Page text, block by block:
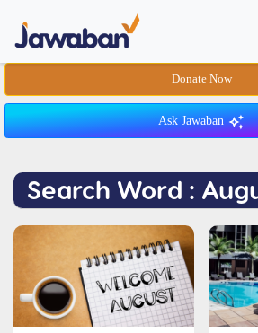
Donate Now
Ask Jawaban
Search Word :